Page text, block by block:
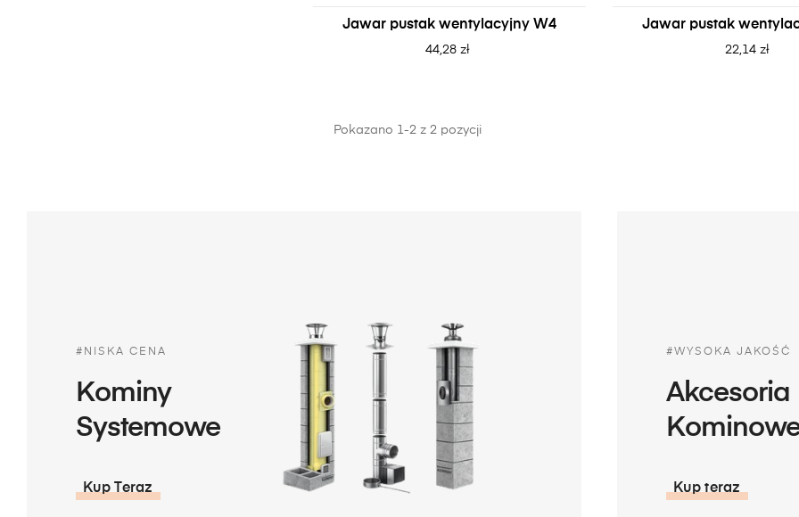
Jawar pustak wentylacyjny W4
44,28 zł
Jawar pustak
22,14 zł
Pokazano 1-2 z 2 pozycji
#NISKA CENA
Kominy
Systemowe
Kup Teraz
#WYSOKA JAKOŚĆ
Akcesoria
Kup teraz